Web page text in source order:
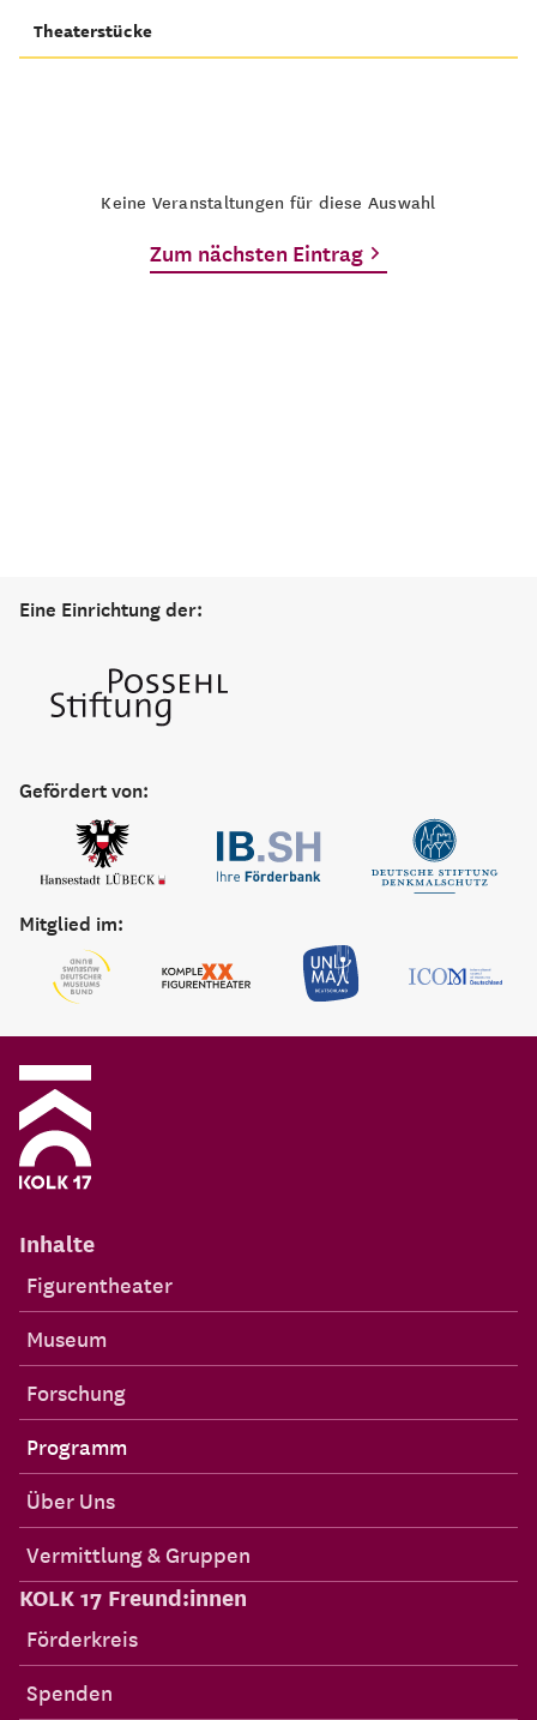
Theaterstücke
Keine Veranstaltungen für diese Auswahl
Zum nächsten Eintrag
Eine Einrichtung der:
Gefördert von:
Mitglied im:
Inhalte
Figurentheater
Museum
Forschung
Programm
Über Uns
Vermittlung & Gruppen
KOLK 17 Freund:innen
Förderkreis
Spenden